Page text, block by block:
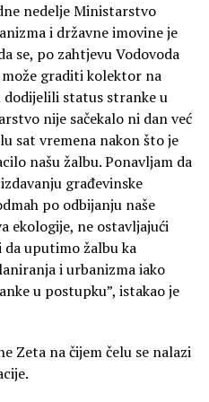
nedelje Ministarstvo
i državne imovine je
se, po zahtjevu Vodovoda
graditi kolektor na
status stranke u
nije sačekalo ni dan već
sat vremena nakon što je
našu žalbu. Ponavljam da
građevinske
po odbijanju naše
ekologije, ne ostavljajući
uputimo žalbu ka
i urbanizma iako
u postupku”, istakao je
Zeta na čijem čelu se nalazi